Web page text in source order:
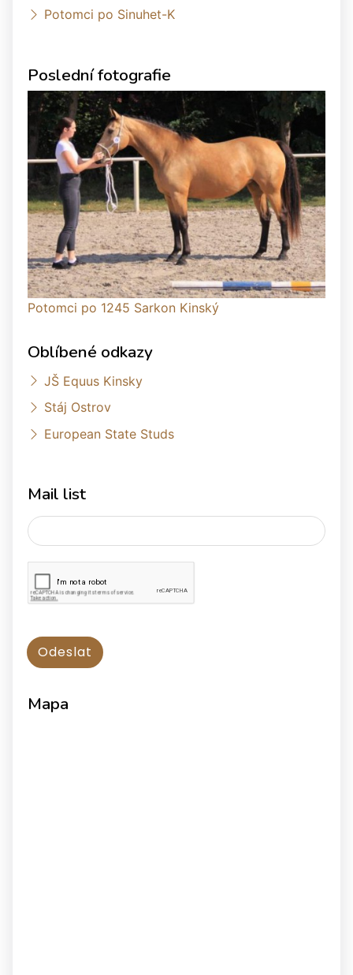
Potomci po Sinuhet-K
Poslední fotografie
Potomci po 1245 Sarkon Kinský
Oblíbené odkazy
JŠ Equus Kinsky
Stáj Ostrov
European State Studs
Mail list
Mapa